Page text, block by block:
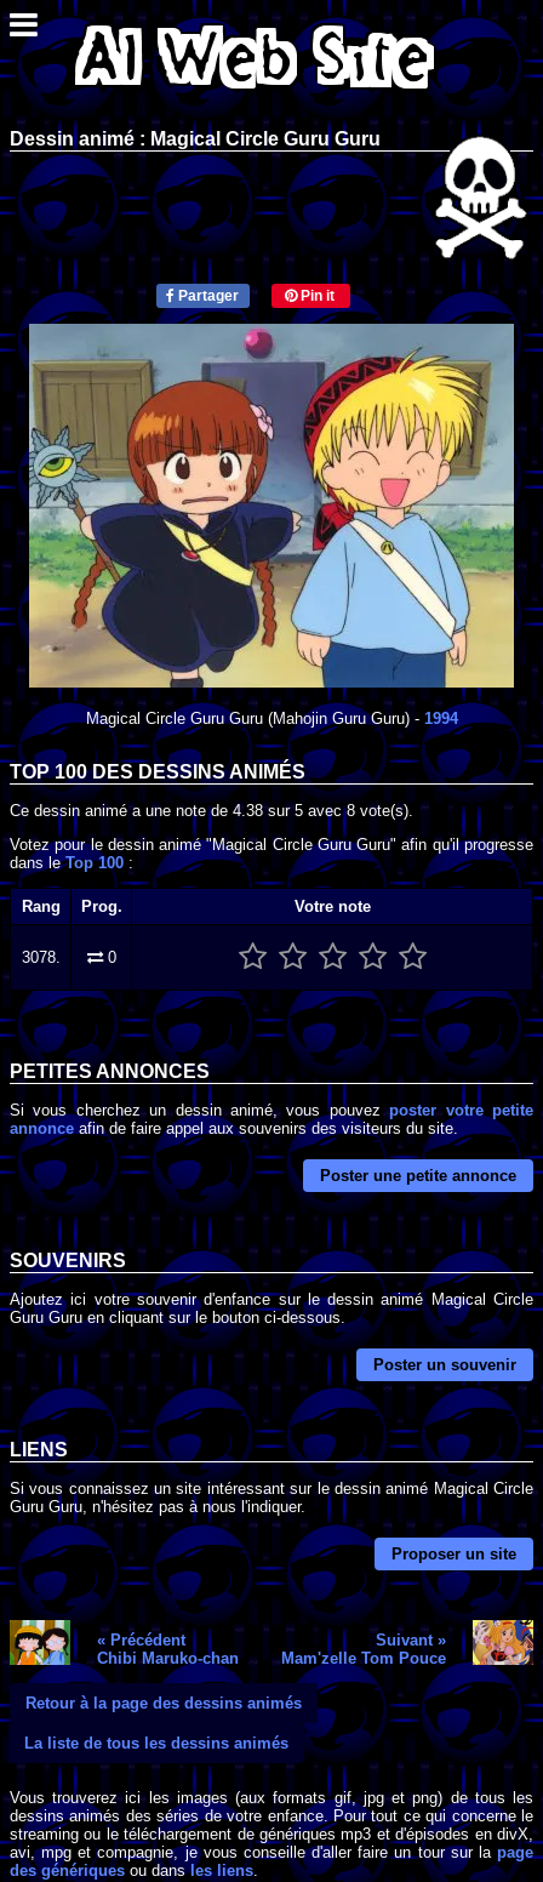
Dessin animé : Magical Circle Guru Guru
Partager Pin it
Magical Circle Guru Guru(Mahojin Guru Guru) - 1994
TOP 100 DES DESSINS ANIMÉS
Ce dessin animé a une note de 4.38sur5 avec8 vote(s).
Votez pour le dessin animé "Magical Circle Guru Guru" afin qu'il progresse
dans leTop 100 :
Rang Prog. Votre note
3078. 0
PETITES ANNONCES
Si vous cherchez un dessin animé, vous pouvezposter votre petite
annonce afin de faire appel aux souvenirs des visiteurs du site.
Poster une petite annonce
SOUVENIRS
Ajoutez ici votre souvenir d'enfance sur le dessin animé Magical Circle
Guru Guru en cliquant sur le bouton ci-dessous.
Poster un souvenir
LIENS
Si vous connaissez un site intéressant sur le dessin animé Magical Circle
Guru Guru, n'hésitez pas à nous l'indiquer.
Proposer un site
« Précédent
Chibi Maruko-chan
Suivant »
Mam'zelle Tom Pouce
Retour à la page des dessins animés
La liste de tous les dessins animés
Vous trouverez ici les images (aux formats gif, jpg et png) de tous les
dessins animés des séries de votre enfance. Pour tout ce qui concerne le
streaming ou le téléchargement de génériques mp3 et d'épisodes en divX,
avi, mpg et compagnie, je vous conseille d'aller faire un tour sur la page
des génériques ou dansles liens.